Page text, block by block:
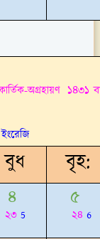
অগ্রহায়ণ ১৪৩১
ইংরেজি
বুধ বৃহ:
৪
২৩ 5
৫
২৪ 6